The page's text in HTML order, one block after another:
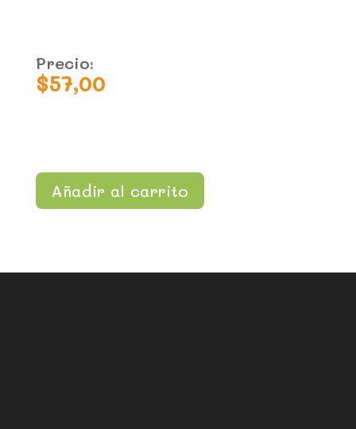
Precio:
$57,00
Añadir al carrito